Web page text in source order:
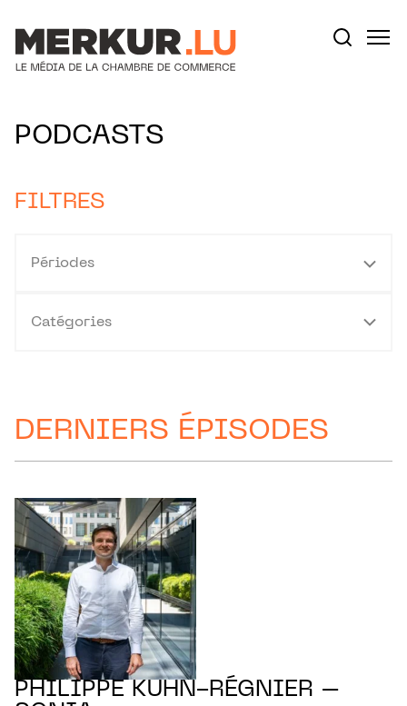
PODCASTS
FILTRES
Périodes
Catégories
DERNIERS ÉPISODES
PHILIPPE KUHN-RÉGNIER –